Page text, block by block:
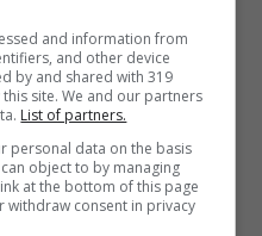
and information from
and other device
by and shared with 319
site. We and our partners
List of partners.
personal data on the basis
object to by managing
at the bottom of this page
withdraw consent in privacy